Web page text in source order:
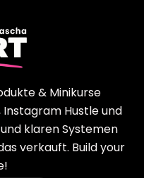
& Minikurse
Instagram Hustle und
klaren Systemen
verkauft. Build your